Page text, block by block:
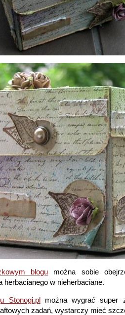
blogu można sobie
herbacianego w nieherbaciane.
Stonogi.plmożna wygrać super
zadań, wystarczy mieć